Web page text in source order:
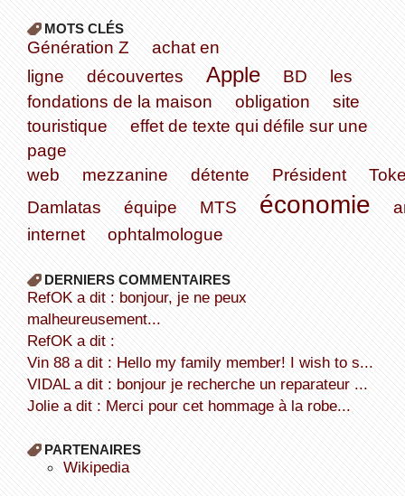
MOTS CLÉS
Génération Z
achat en
ligne
découvertes Apple BD
les
fondations de la maison
obligation
site
touristique
effet de texte qui défile sur une
page
web
mezzanine détente Président
Damlatas
équipe MTS économie
internet
ophtalmologue
DERNIERS COMMENTAIRES
refOK a dit : bonjour, je ne peux
malheureusement...
refOK a dit :
Vin 88 a dit : Hello my family member! I wish to s...
VIDAL a dit : bonjour je recherche un reparateur ...
Jolie a dit : Merci pour cet hommage à la robe...
PARTENAIRES
wikipedia